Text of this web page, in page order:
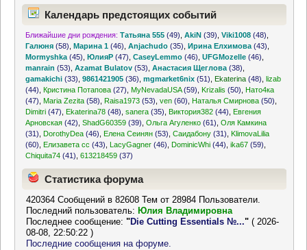
Календарь предстоящих событий
Ближайшие дни рождения: Татьяна 555 (49) ,AkiN (39) ,Viki1008 (48)
Галюня (58) ,Марина 1 (46) ,Anjachudo (35) ,Ирина Елхимова (43)
Mormyshka (45) ,ЮлияР (47) ,CaseyLemmo (46) ,UFGMozelle (46)
manrain (53) ,Azamat Bulatov (53) ,Анастасия Щеглова (38)
gamakichi (33) ,9861421905 (36) ,mgmarket6nix (51) Ekaterina (48) ,lizab
(44)
Кристина Потапова (27) MyNevadaUSA(59) Krizalis (50)
Нато4ка
(47)
Maria Zezita (58) Raisa1973 (53) ,ven (60) Наталья Смирнова (50)
Dimitri (47) Ekaterina78 (48) ,sanera (35) Виктория382 (44)
Евгения
Арновская (42) ,ShadG60359 (39) ,Ольга Агуленко (61) ,Оля Камкина
(31)
DorothyDea (46) Елена Сеинян (53) ,Саидабону (31)
KlimovaLilia
(60)
Елизавета сс (43) LacyGagner (46) DominicWhi (44) ,ika67 (59)
Chiquita74 (41) ,613218459 (37)
Статистика форума
420364 Сообщений в 82608 Тем от 28984 Пользователи.
Последний пользователь: Юлия Владимировна
Последнее сообщение:"Die Cutting Essentials №..." ( 2026-
08-08, 22:50:22 )
Последние сообщения на форуме.